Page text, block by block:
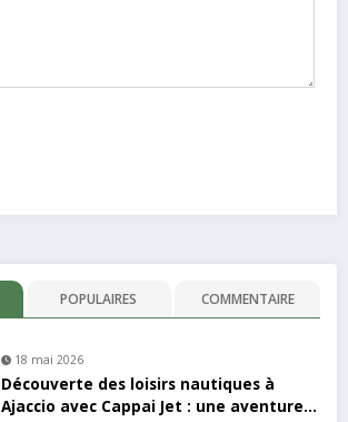
POPULAIRES COMMENTAIRE
18 mai 2026
Découverte des loisirs nautiques à
Ajaccio avec Cappai Jet : une aventure